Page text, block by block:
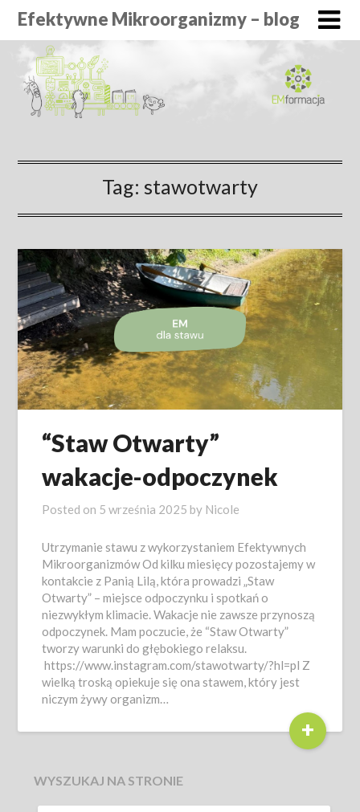
Efektywne Mikroorganizmy – blog
Tag: stawotwarty
“Staw Otwarty”
wakacje-odpoczynek
Posted on 5 września 2025 by Nicole
Utrzymanie stawu z wykorzystaniem Efektywnych
Mikroorganizmów Od kilku miesięcy pozostajemy w
kontakcie z Panią Lilą, która prowadzi „Staw
Otwarty” – miejsce odpoczynku i spotkań o
niezwykłym klimacie. Wakacje nie zawsze przynoszą
odpoczynek. Mam poczucie, że “Staw Otwarty”
tworzy warunki do głębokiego relaksu.
https://www.instagram.com/stawotwarty/?hl=pl Z
wielką troską opiekuje się ona stawem, który jest
niczym żywy organizm…
+
WYSZUKAJ NA STRONIE